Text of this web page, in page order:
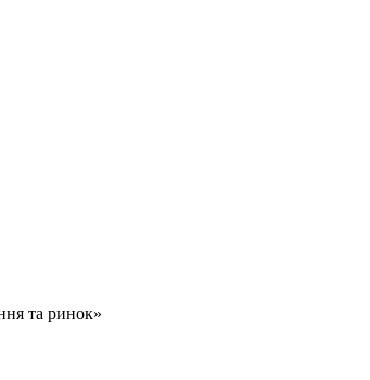
та ринок»